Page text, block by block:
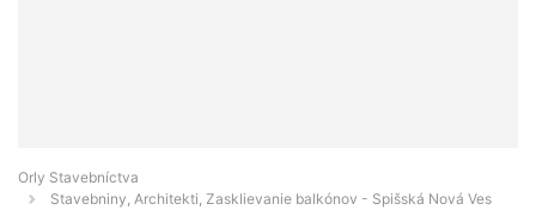
Orly Stavebníctva
Stavebniny, Architekti, Zasklievanie balkónov - Spišská Nová Ves